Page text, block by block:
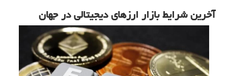
آخرین شرایط بازار ارزهای دیجیتالی در جهان